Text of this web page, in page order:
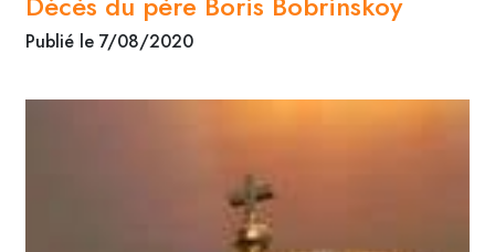
Publié le 7/08/2020